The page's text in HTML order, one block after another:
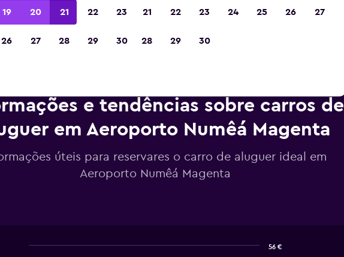
e tendências sobre carros de
em Aeroporto Numêá Magenta
úteis para reservares o carro de aluguer ideal em
Aeroporto Numêá Magenta
56 €
19 20 21 22 23
26 27 28 29 30
21 22 23 24 25 26 27
28 29 30